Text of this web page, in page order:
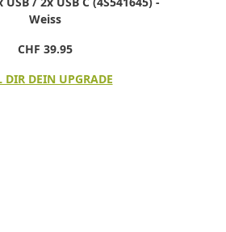
Weiss
CHF 39.95
DIR DEIN UPGRADE